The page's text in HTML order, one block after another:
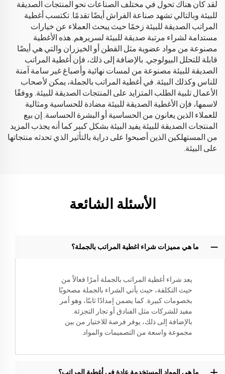
لقد كان هناك تحول في مختلف الصناعات نحو المنتجات الصديقة
للبيئة وبالتالي تشهد صناعة الفراش أيضًا تقدمًا. تكتسب أغطية
المراتب الصديقة للبيئة زخمًا حيث يبحث العملاء عن خيارات
مستدامة لشراء مرتبة صديقة للبيئة لسريرهم. هذه الأغطية
مصنوعة من مواد عضوية مثل القطن أو الخيزران والتي هي أيضًا
قابلة للتحلل البيولوجي. بالإضافة إلى ذلك، فإن أغطية المراتب
الصديقة للبيئة مصنوعة من لمسات نهائية وأصباغ غير سامة آمنة
للناس وكذلك البيئة. في أغطية المراتب بالجملة، يمكن لأصحاب
الأعمال تلبية الطلب المتزايد على المنتجات الصديقة للبيئة. ووفقًا
لاسمها، فإن الأغطية الصديقة للبيئة مضادة للحساسية ومثالية
للعملاء الذين يعانون من الحساسية أو البشرة الحساسة. إن بيع
المنتجات الصديقة للبيئة يفيد البيئة بشكل كبير كما أنه يجذب المزيد
من المستهلكين الذين أصبحوا على دراية بالتأثير الذي تحدثه منتجاتها
على البيئة.
الأسئلة الشائعة
ما هي مميزات شراء اغطية المراتب بالجملة؟
يعد شراء أغطية المراتب بالجملة أمرًا فعالاً من
حيث التكلفة، حيث يأتي الشراء بالجملة مصحوبًا
بخصومات كبيرة. كما يضمن إمدادًا ثابتًا، وهو أمر
مفيد للشركات مثل الفنادق أو تجار التجزئة.
بالإضافة إلى ذلك، يوفر فرصة للاختيار من بين
مجموعة واسعة من التصميمات والمواد.
ما هي المواد المستخدمة عادة في أغطية المراتب؟